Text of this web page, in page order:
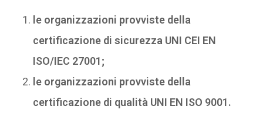
le organizzazioni provviste della
certificazione di sicurezza UNI CEI EN
ISO/IEC 27001;
le organizzazioni provviste della
certificazione di qualità UNI EN ISO 9001.